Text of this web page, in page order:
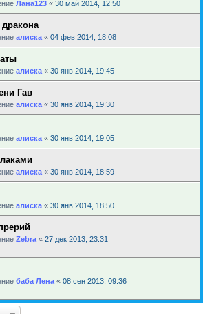
Лана123 « 30 май 2014, 12:50
алиска « 04 фев 2014, 18:08
алиска « 30 янв 2014, 19:45
Гав
алиска « 30 янв 2014, 19:30
алиска « 30 янв 2014, 19:05
алиска « 30 янв 2014, 18:59
алиска « 30 янв 2014, 18:50
Zebra « 27 дек 2013, 23:31
баба Лена « 08 сен 2013, 09:36